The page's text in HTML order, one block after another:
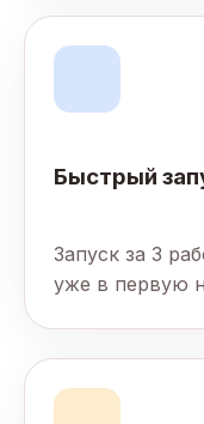
Быстрый
Запуск за 3
уже в первую